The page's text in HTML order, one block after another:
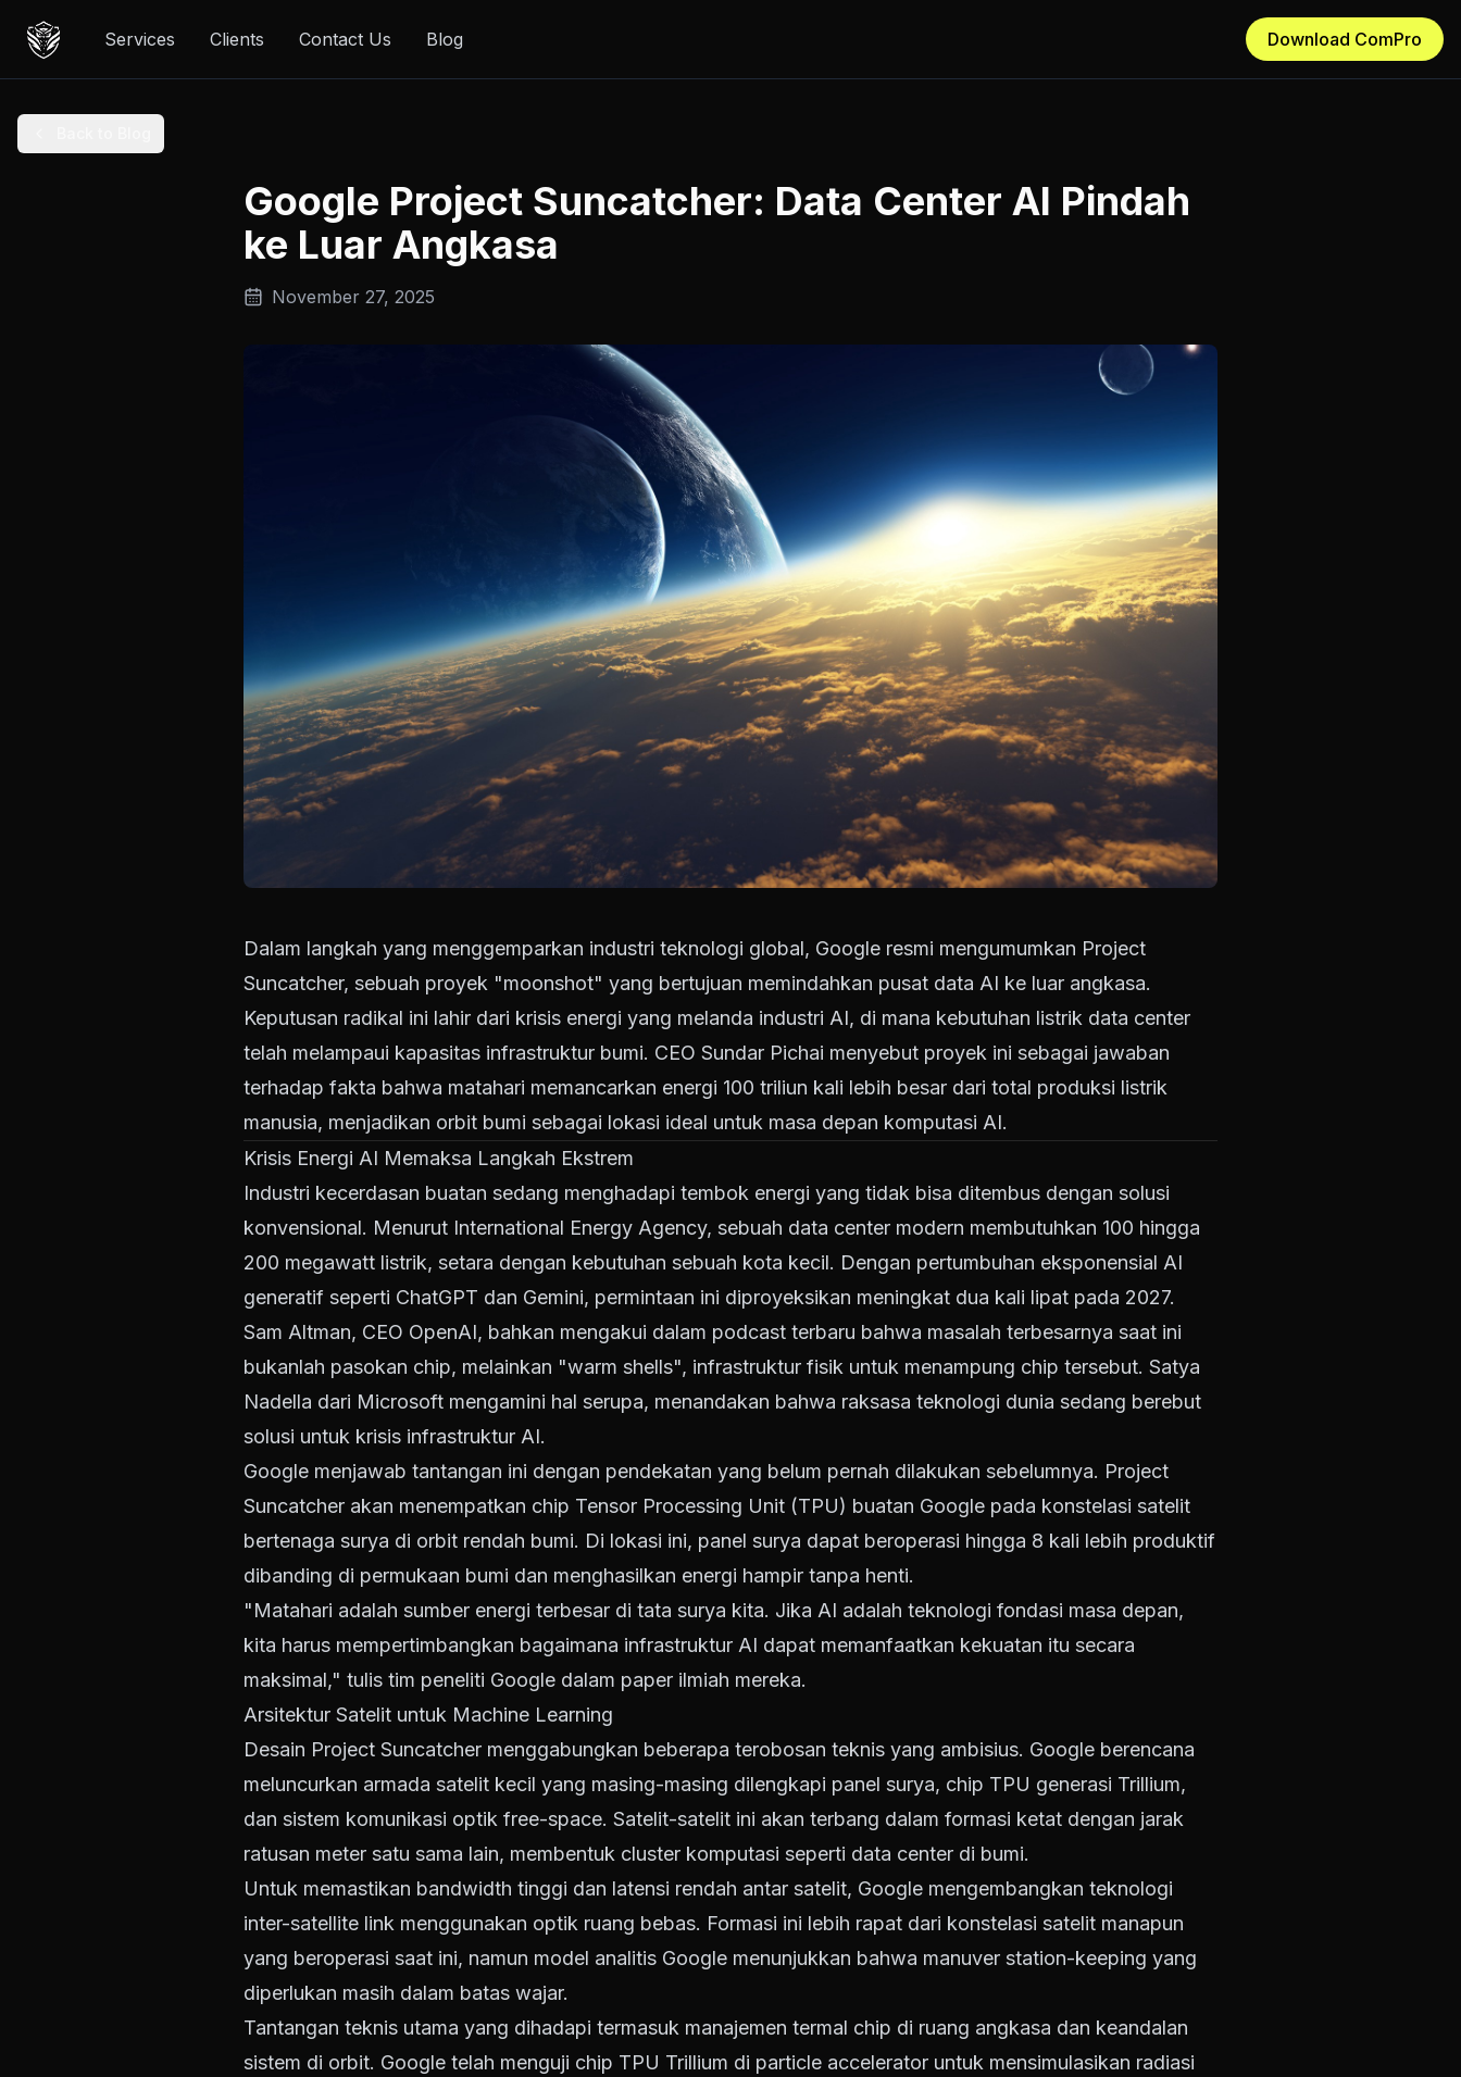
Services Clients Contact Us Blog Download ComPro
Google Project Suncatcher: Data Center AI Pindah
ke Luar Angkasa
November 27, 2025
Dalam langkah yang menggemparkan industri teknologi global, Google resmi mengumumkan Project
Suncatcher, sebuah proyek "moonshot" yang bertujuan memindahkan pusat data AI ke luar angkasa.
Keputusan radikal ini lahir dari krisis energi yang melanda industri AI, di mana kebutuhan listrik data center
telah melampaui kapasitas infrastruktur bumi. CEO Sundar Pichai menyebut proyek ini sebagai jawaban
terhadap fakta bahwa matahari memancarkan energi 100 triliun kali lebih besar dari total produksi listrik
manusia, menjadikan orbit bumi sebagai lokasi ideal untuk masa depan komputasi AI.
Krisis Energi AI Memaksa Langkah Ekstrem
Industri kecerdasan buatan sedang menghadapi tembok energi yang tidak bisa ditembus dengan solusi
konvensional. Menurut International Energy Agency, sebuah data center modern membutuhkan 100 hingga
200 megawatt listrik, setara dengan kebutuhan sebuah kota kecil. Dengan pertumbuhan eksponensial AI
generatif seperti ChatGPT dan Gemini, permintaan ini diproyeksikan meningkat dua kali lipat pada 2027.
Sam Altman, CEO OpenAI, bahkan mengakui dalam podcast terbaru bahwa masalah terbesarnya saat ini
bukanlah pasokan chip, melainkan "warm shells", infrastruktur fisik untuk menampung chip tersebut. Satya
Nadella dari Microsoft mengamini hal serupa, menandakan bahwa raksasa teknologi dunia sedang berebut
solusi untuk krisis infrastruktur AI.
Google menjawab tantangan ini dengan pendekatan yang belum pernah dilakukan sebelumnya. Project
Suncatcher akan menempatkan chip Tensor Processing Unit (TPU) buatan Google pada konstelasi satelit
bertenaga surya di orbit rendah bumi. Di lokasi ini, panel surya dapat beroperasi hingga 8 kali lebih produktif
dibanding di permukaan bumi dan menghasilkan energi hampir tanpa henti.
"Matahari adalah sumber energi terbesar di tata surya kita. Jika AI adalah teknologi fondasi masa depan,
kita harus mempertimbangkan bagaimana infrastruktur AI dapat memanfaatkan kekuatan itu secara
maksimal," tulis tim peneliti Google dalam paper ilmiah mereka.
Arsitektur Satelit untuk Machine Learning
Desain Project Suncatcher menggabungkan beberapa terobosan teknis yang ambisius. Google berencana
meluncurkan armada satelit kecil yang masing-masing dilengkapi panel surya, chip TPU generasi Trillium,
dan sistem komunikasi optik free-space. Satelit-satelit ini akan terbang dalam formasi ketat dengan jarak
ratusan meter satu sama lain, membentuk cluster komputasi seperti data center di bumi.
Untuk memastikan bandwidth tinggi dan latensi rendah antar satelit, Google mengembangkan teknologi
inter-satellite link menggunakan optik ruang bebas. Formasi ini lebih rapat dari konstelasi satelit manapun
yang beroperasi saat ini, namun model analitis Google menunjukkan bahwa manuver station-keeping yang
diperlukan masih dalam batas wajar.
Tantangan teknis utama yang dihadapi termasuk manajemen termal chip di ruang angkasa dan keandalan
sistem di orbit. Google telah menguji chip TPU Trillium di particle accelerator untuk mensimulasikan radiasi